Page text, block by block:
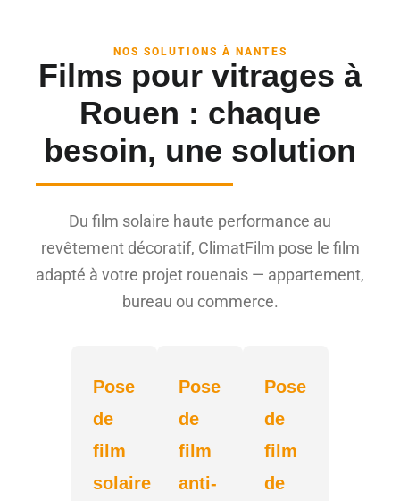
NOS SOLUTIONS À NANTES
Films pour vitrages à
Rouen : chaque
besoin, une solution
Du film solaire haute performance au
revêtement décoratif, ClimatFilm pose le film
adapté à votre projet rouenais — appartement,
bureau ou commerce.
Pose
de
film
solaire
Pose
de
film
anti-
Pose
de
film
de